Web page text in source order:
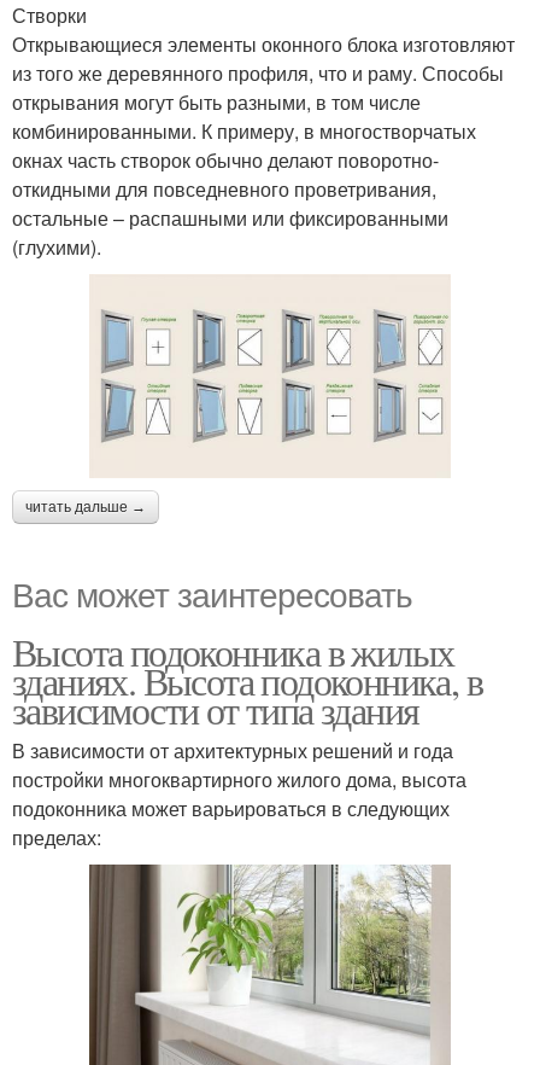
Створки
Открывающиеся элементы оконного блока изготовляют
из того же деревянного профиля, что и раму. Способы
открывания могут быть разными, в том числе
комбинированными. К примеру, в многостворчатых
окнах часть створок обычно делают поворотно-
откидными для повседневного проветривания,
остальные – распашными или фиксированными
(глухими).
читать дальше →
Вас может заинтересовать
Высота подоконника в жилых
зданиях. Высота подоконника, в
зависимости от типа здания
В зависимости от архитектурных решений и года
постройки многоквартирного жилого дома, высота
подоконника может варьироваться в следующих
пределах: